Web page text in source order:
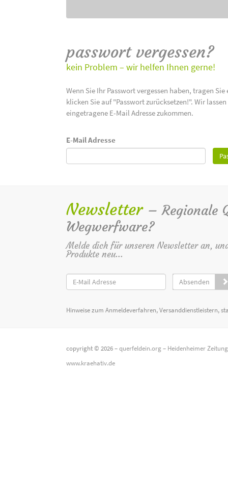
passwort vergessen?
kein Problem – wir helfen Ihnen gerne!
Wenn Sie Ihr Passwort vergessen haben, tragen
klicken Sie auf "Passwort zurücksetzen!". Wir
eingetragene E-Mail Adresse zukommen.
E-Mail Adresse
Newsletter – Regionale
Wegwerfware?
Melde dich für unseren Newsletter an,
Produkte neu...
Absenden
Hinweise zum Anmeldeverfahren, Versanddienstleistern,
copyright © 2026 –querfeldein.org– Heidenheimer
www.kraehativ.de